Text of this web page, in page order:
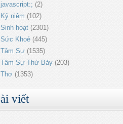
javascript:; (2)
Kỷ niệm (102)
Sinh hoạt (2301)
Sức Khoẻ (445)
Tâm Sự (1535)
Tâm Sự Thứ Bảy (203)
Thơ (1353)
viết